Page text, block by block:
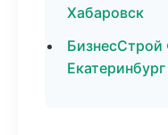
Хабаровск
Екатеринбург